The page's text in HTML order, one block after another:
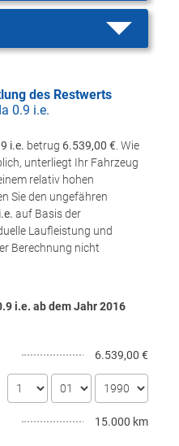
des Restwerts
0.9 i.e.
i.e. betrug 6.539,00 € . Wie
unterliegt Ihr Fahrzeug
relativ hohen
Sie den ungefähren
auf Basis der
Laufleistung und
Berechnung nicht
i.e. ab dem Jahr2016
6.539,00 €
15.000 km